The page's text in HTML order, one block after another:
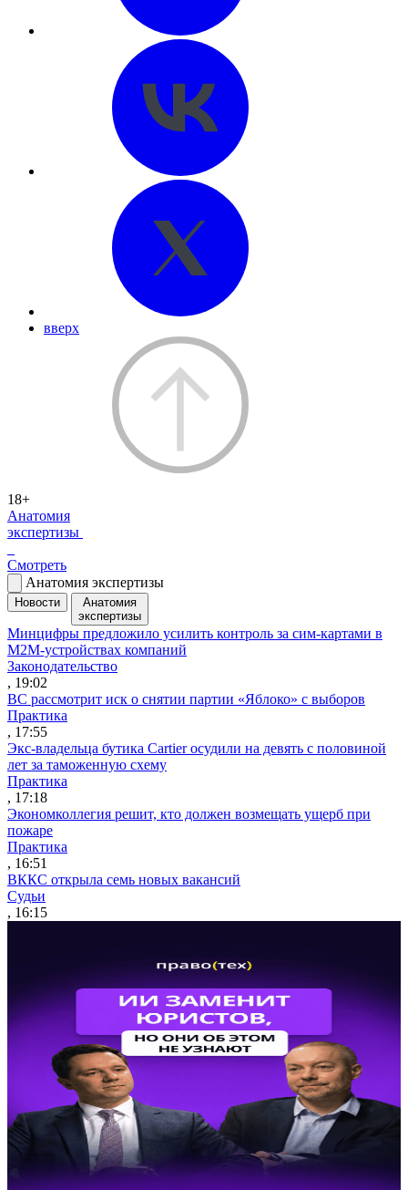
вверх
18+
Анатомия
экспертизы
Смотреть
Анатомия экспертизы
Новости
Анатомия
экспертизы
Минцифры предложило усилить контроль за сим-картами в
M2M-устройствах компаний
Законодательство
, 19:02
ВС рассмотрит иск о снятии партии «Яблоко» с выборов
Практика
, 17:55
Экс-владельца бутика Cartier осудили на девять с половиной
лет за таможенную схему
Практика
, 17:18
Экономколлегия решит, кто должен возмещать ущерб при
пожаре
Практика
, 16:51
ВККС открыла семь новых вакансий
Судьи
, 16:15